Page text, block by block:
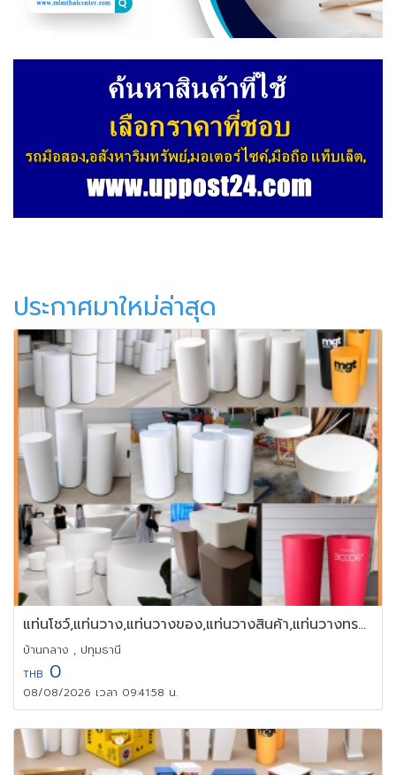
ประกาศมาใหม่ล่าสุด
แท่นโชว์,แท่นวาง,แท่นวางของ,แท่นวางสินค้า,แท่นวางทรงกลม
บ้านกลาง , ปทุมธานี
THB 0
08/08/2026 เวลา 09:41:58 น.